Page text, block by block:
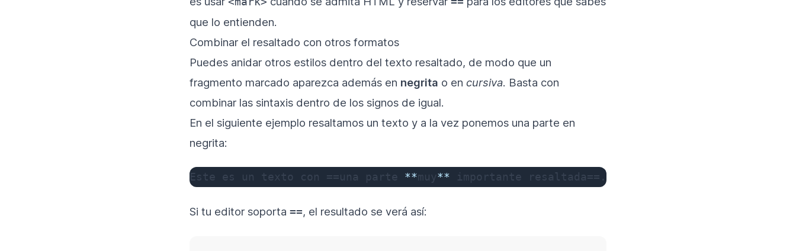
que lo entienden.
Combinar el resaltado con otros formatos
Puedes anidar otros estilos dentro del texto resaltado, de modo que un
fragmento marcado aparezca además en negrita o en cursiva. Basta con
combinar las sintaxis dentro de los signos de igual.
En el siguiente ejemplo resaltamos un texto y a la vez ponemos una parte en
negrita:
Este es un texto con ==una parte **muy** importante resaltada==.
Si tu editor soporta ==, el resultado se verá así: